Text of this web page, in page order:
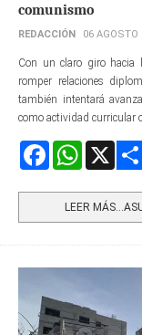
comunismo
REDACCIÓN 06 AGOSTO
Con un claro giro hacia
romper relaciones
también intentará
como actividad curricular
FacebookWhatsApp
LEER